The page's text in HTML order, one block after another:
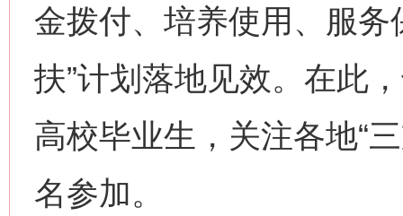
金拨付、培养使用、服务
扶”计划落地见效。在此
高校毕业生，关注各地“
名参加。这是一记警钟！